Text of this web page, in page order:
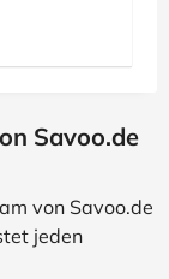
Savoo.de
von Savoo.de
jeden